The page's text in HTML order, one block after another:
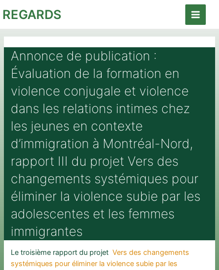
au
contenu
REGARDS
Main
Annonce de publication :
Évaluation de la formation en
violence conjugale et violence
dans les relations intimes chez
les jeunes en contexte
d’immigration à Montréal-Nord,
rapport III du projet Vers des
changements systémiques pour
éliminer la violence subie par les
adolescentes et les femmes
immigrantes
Le troisième rapport du projetVers des changements
systémiques pour éliminer la violence subie par les